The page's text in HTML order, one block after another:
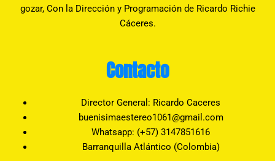
gozar, Con la Dirección y Programación de Ricardo Richie
Cáceres.
Contacto
Director General: Ricardo Caceres
buenisimaestereo1061@gmail.com
Whatsapp: (+57) 3147851616
Barranquilla Atlántico (Colombia)